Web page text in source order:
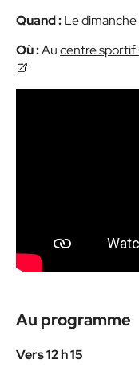
Quand :Le dimanche
Où :Aucentre sportif
Au programme
Vers 12 h 15